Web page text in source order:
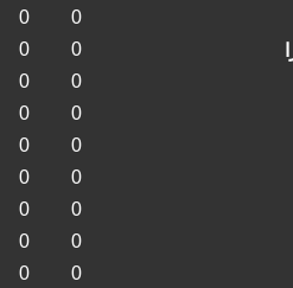
0
0
0
0
0
0
0
0
0
0
0
0
0
0
0
0
0
0